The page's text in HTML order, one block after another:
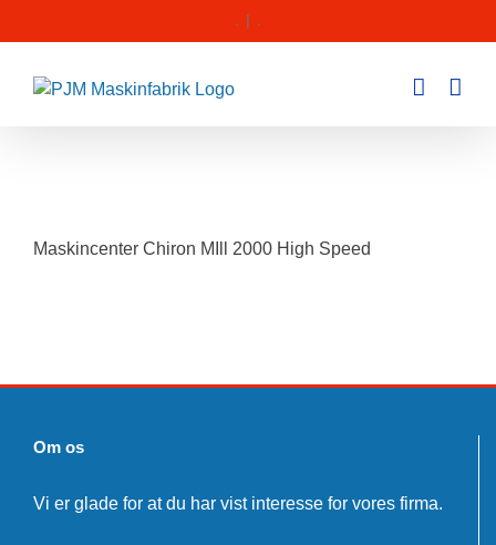
to
. | .
Maskincenter Chiron MIll 2000 High Speed
Om os
Vi er glade for at du har vist interesse for vores firma.